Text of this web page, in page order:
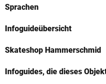
Sprachen
Infoguideübersicht
Skateshop Hammerschmid
Infoguides, die dieses